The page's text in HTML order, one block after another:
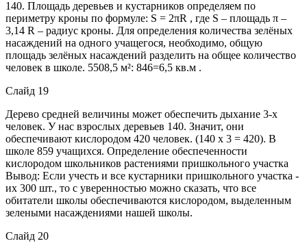
140. Площадь деревьев и кустарников определяем по
периметру кроны по формуле: S = 2πR , где S – площадь π –
3,14 R – радиус кроны. Для определения количества зелёных
насаждений на одного учащегося, необходимо, общую
площадь зелёных насаждений разделить на общее количество
человек в школе. 5508,5 м²: 846=6,5 кв.м .
Слайд 19
Дерево средней величины может обеспечить дыхание 3-х
человек. У нас взрослых деревьев 140. Значит, они
обеспечивают кислородом 420 человек. (140 х 3 = 420). В
школе 859 учащихся. Определение обеспеченности
кислородом школьников растениями пришкольного участка
Вывод: Если учесть и все кустарники пришкольного участка -
их 300 шт., то с уверенностью можно сказать, что все
обитатели школы обеспечиваются кислородом, выделенным
зелеными насаждениями нашей школы.
Слайд 20